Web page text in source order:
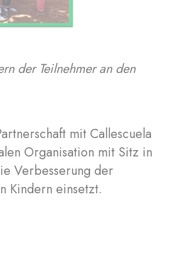
der Teilnehmer an den
mit Callescuela
Organisation mit Sitz in
Verbesserung der
Kindern einsetzt.